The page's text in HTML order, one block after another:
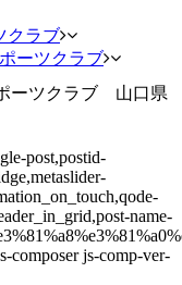
クラブ
ーツクラブ
ーツクラブ 山口県
post,postid-
name-
composer js-comp-ver-